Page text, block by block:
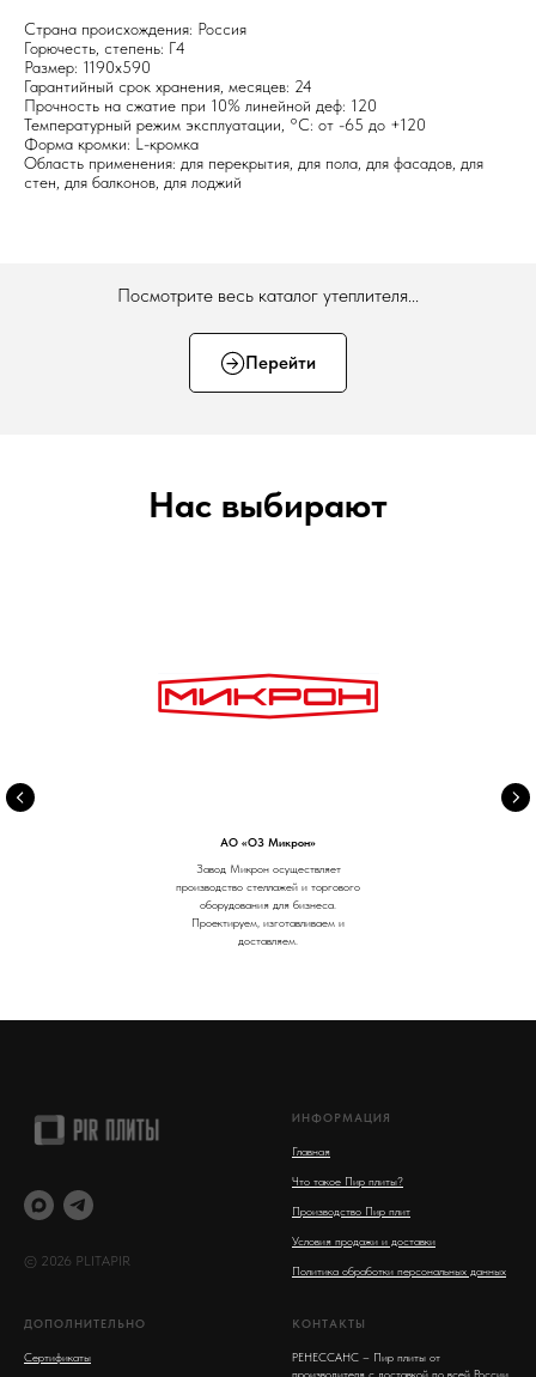
Страна происхождения: Россия
Горючесть, степень: Г4
Размер: 1190х590
Гарантийный срок хранения, месяцев: 24
Прочность на сжатие при 10% линейной деф: 120
Температурный режим эксплуатации, °C: от -65 до +120
Форма кромки: L-кромка
Область применения: для перекрытия, для пола, для фасадов, для
стен, для балконов, для лоджий
Посмотрите весь каталог утеплителя...
Перейти
Нас выбирают
АО «ОЗ Микрон»
Завод Микрон осуществляет
производство стеллажей и торгового
оборудования для бизнеса.
Проектируем, изготавливаем и
доставляем.
© 2026 PLITAPIR
ИНФОРМАЦИЯ
Главная
Что такое Пир плиты?
Производство Пир плит
Условия продажи и доставки
Политика обработки персональных данных
ДОПОЛНИТЕЛЬНО
Сертификаты
КОНТАКТЫ
РЕНЕССАНС – Пир плиты от
производителя с доставкой по всей России.